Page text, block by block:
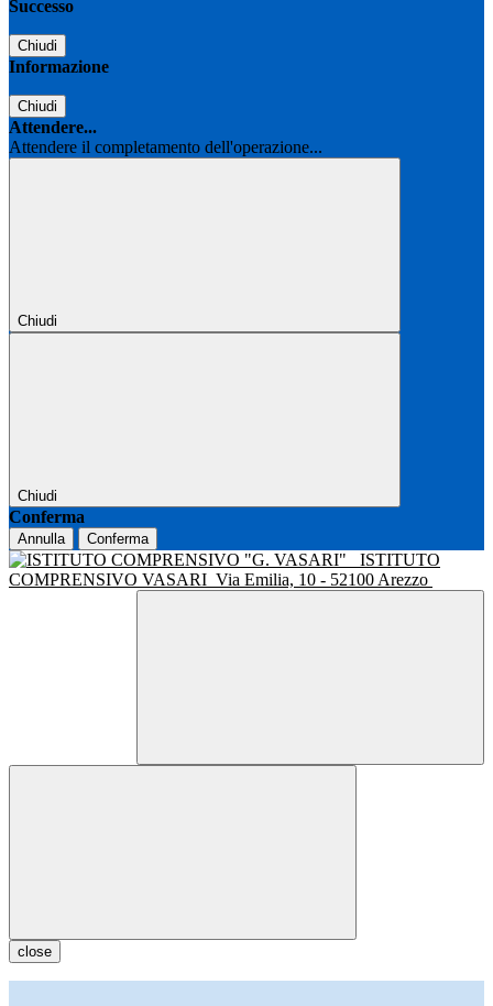
Successo
Chiudi
Informazione
Chiudi
Attendere...
Attendere il completamento dell'operazione...
Chiudi
Chiudi
Conferma
Annulla Conferma
ISTITUTO
COMPRENSIVO VASARI Via Emilia, 10 - 52100 Arezzo
close